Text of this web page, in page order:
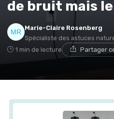
de bruit mais
Marie-Claire Rosenberg
Spécialiste des astuces
1 min de lecture Partager